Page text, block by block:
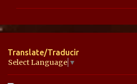
n
a
r
Translate/Traducir
Select Language ▼